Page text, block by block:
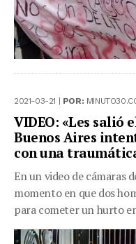
2021-03-21 | POR:
VIDEO: «Les salió
Buenos Aires
con una
En un video de cámaras
momento en que dos
para cometer un hurto